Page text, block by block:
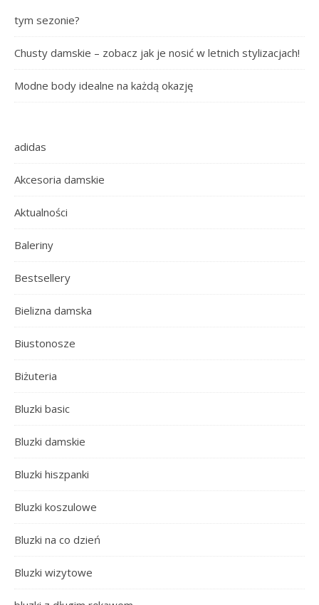
tym sezonie?
Chusty damskie – zobacz jak je nosić w letnich stylizacjach!
Modne body idealne na każdą okazję
adidas
Akcesoria damskie
Aktualności
Baleriny
Bestsellery
Bielizna damska
Biustonosze
Biżuteria
Bluzki basic
Bluzki damskie
Bluzki hiszpanki
Bluzki koszulowe
Bluzki na co dzień
Bluzki wizytowe